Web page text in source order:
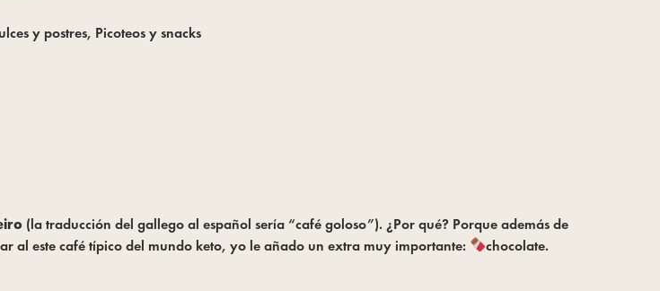
y postres, Picoteos y snacks
(la traducción del gallego al español sería “café goloso”). ¿Por qué? Porque además de
al este café típico del mundo keto, yo le añado un extra muy importante:
chocolate.